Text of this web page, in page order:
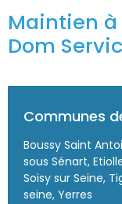
Maintien
Dom
Communes
Boussy Saint
sous Sénart,
Soisy sur Seine,
seine, Yerres